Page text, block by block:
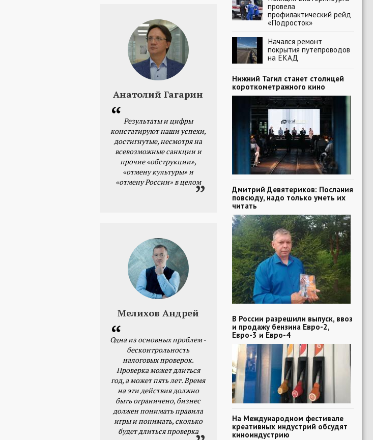
Анатолий Гагарин
Результаты и цифры
констатируют наши успехи,
достигнутые, несмотря на
всевозможные санкции и
прочие «обструкции»,
«отмену культуры» и
«отмену России» в целом
Мелихов Андрей
Одна из основных проблем -
бесконтрольность
налоговых проверок.
Проверка может длиться
год, а может пять лет. Время
на эти действия должно
быть ограничено, бизнес
должен понимать правила
игры и понимать, сколько
будет длиться проверка
провела
профилактический рейд
«Подросток»
Начался ремонт
покрытия путепроводов
на ЕКАД
Нижний Тагил станет столицей
короткометражного кино
Дмитрий Девятериков: Послания
повсюду, надо только уметь их
читать
В России разрешили выпуск, ввоз
и продажу бензина Евро-2,
Евро-3 и Евро-4
На Международном фестивале
креативных индустрий обсудят
киноиндустрию